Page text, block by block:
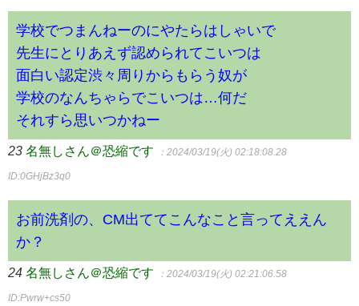
学校でつまんねーのにやたらはしゃいで
先生にとりあえず認められてこいつは
面白い認定渋々周りからもらう奴が
学校のなんちゃらでこいつは…何だ
それすら思いつかねー
23 名無しさん＠恐縮です ：2024/03/19(火) 02:18:08.28
ID:0GHjBz3q0
お前洗剤の、CM出ててこんなこと言ってええん
か？
24 名無しさん＠恐縮です ：2024/03/19(火) 02:21:06.58
ID:Pwrw+cs50